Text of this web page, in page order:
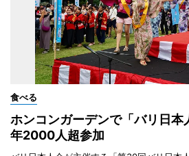
食べる
ホンコンガーデンで「バリ日本
年2000人超参加